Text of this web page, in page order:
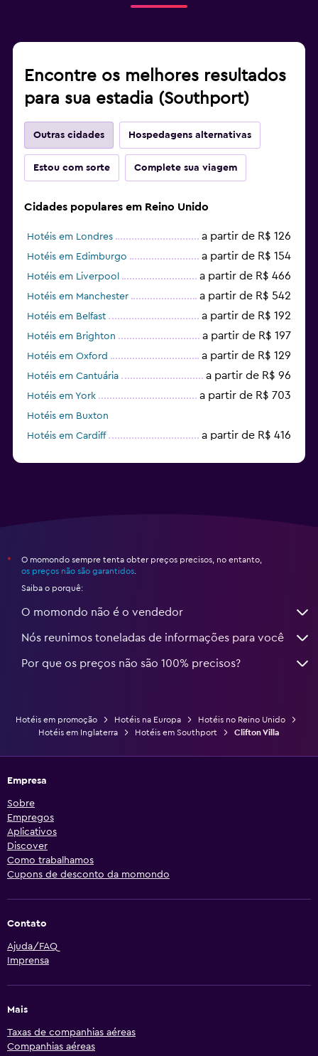
Encontre os melhores resultados
para sua estadia (Southport)
Outras cidades Hospedagens alternativas
Estou com sorte Complete sua viagem
Cidades populares em Reino Unido
Hotéis em Londres a partir de R$ 126
Hotéis em Edimburgo a partir de R$ 154
Hotéis em Liverpool a partir de R$ 466
Hotéis em Manchester a partir de R$ 542
Hotéis em Belfast a partir de R$ 192
Hotéis em Brighton a partir de R$ 197
Hotéis em Oxford a partir de R$ 129
Hotéis em Cantuária a partir de R$ 96
Hotéis em York a partir de R$ 703
Hotéis em Buxton
Hotéis em Cardiff
a partir de R$ 416
*
O momondo sempre tenta obter preços precisos, no entanto,
os preços não são garantidos
Saiba o porquê:
O momondo não é o vendedor
Nós reunimos toneladas de informações para você
Por que os preços não são 100% precisos?
Hotéis em promoção Hotéis na Europa
Hotéis no Reino Unido
Hotéis em Inglaterra
Hotéis em Southport Clifton Villa
Empresa
Sobre
Empregos
Aplicativos
Discover
Como trabalhamos
Cupons de desconto da momondo
Contato
Ajuda/FAQ
Imprensa
Mais
Taxas de companhias aéreas
Companhias aéreas